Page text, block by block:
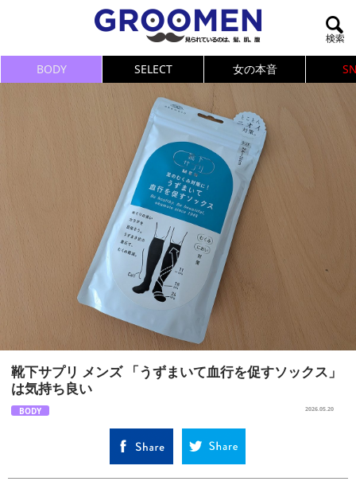
BODY SELECT 女の本音
靴下サプリ メンズ 「うずまいて血行を促すソックス」
は気持ち良い
BODY 2026.05.20